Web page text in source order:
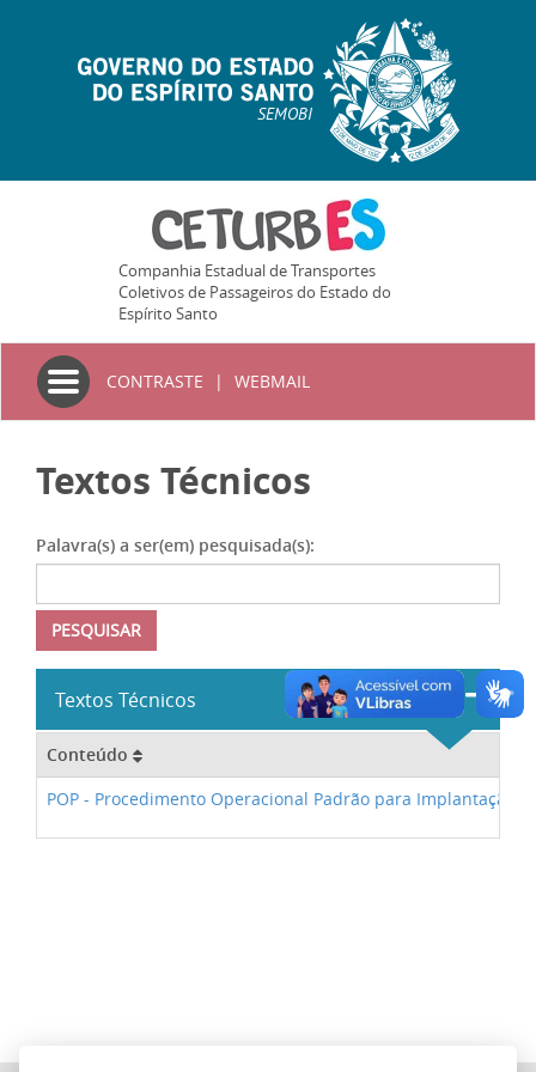
SEMOBI
Companhia Estadual de Transportes
Coletivos de Passageiros do Estado do
Espírito Santo
Toggle
navigation
CONTRASTE | WEBMAIL
Textos Técnicos
Palavra(s) a ser(em) pesquisada(s):
PESQUISAR
Textos Técnicos
Conteúdo
POP - Procedimento Operacional Padrão para Implantação